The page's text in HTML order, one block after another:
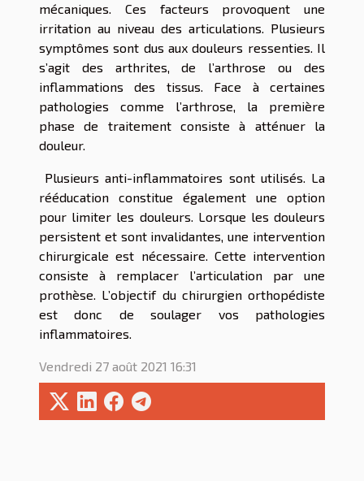
mécaniques. Ces facteurs provoquent une
irritation au niveau des articulations. Plusieurs
symptômes sont dus aux douleurs ressenties. Il
s’agit des arthrites, de l’arthrose ou des
inflammations des tissus. Face à certaines
pathologies comme l’arthrose, la première
phase de traitement consiste à atténuer la
douleur.
Plusieurs anti-inflammatoires sont utilisés. La
rééducation constitue également une option
pour limiter les douleurs. Lorsque les douleurs
persistent et sont invalidantes, une intervention
chirurgicale est nécessaire. Cette intervention
consiste à remplacer l’articulation par une
prothèse. L’objectif du chirurgien orthopédiste
est donc de soulager vos pathologies
inflammatoires.
Vendredi 27 août 2021 16:31